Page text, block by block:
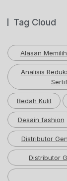
Tag Cloud
Alasan
Analisis
Bedah Kulit
Desain fashion
Distributor
Distributor